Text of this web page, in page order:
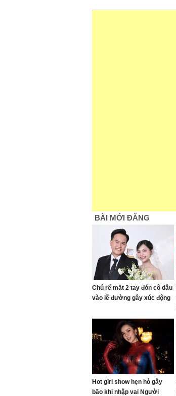
BÀI MỚI ĐĂNG
Chú rể mất 2 tay đón cô dâu
vào lễ đường gây xúc động
Hot girl show hẹn hò gây
bão khi nhập vai Người